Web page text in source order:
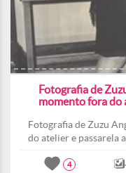
Fotografia de
momento fora do
Fotografia de Zuzu
do atelier e passarela
4